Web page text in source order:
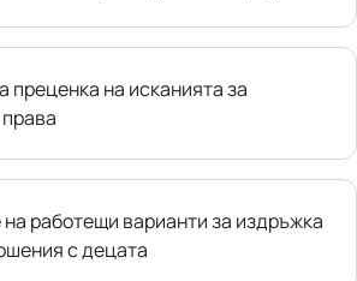
преценка на исканията за
работещи варианти за издръжка
с децата